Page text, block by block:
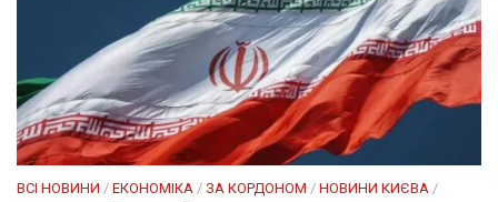
ВСІ НОВИНИ / ЕКОНОМІКА / ЗА КОРДОНОМ / НОВИНИ КИЄВА /